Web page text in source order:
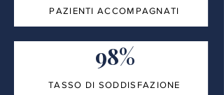
PAZIENTI ACCOMPAGNATI
98%
TASSO DI SODDISFAZIONE